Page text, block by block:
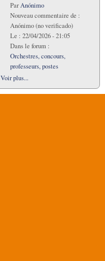
ParAnónimo
Nouveau commentaire de :
Anónimo (no verificado)
Le : 22/04/2026 - 21:05
Dans le forum :
Orchestres, concours,
professeurs, postes
Voir plus...